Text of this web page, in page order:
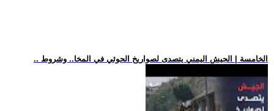
.. الخامسة | الجيش اليمني يتصدى لصواريخ الحوثي في المخا.. وشروط